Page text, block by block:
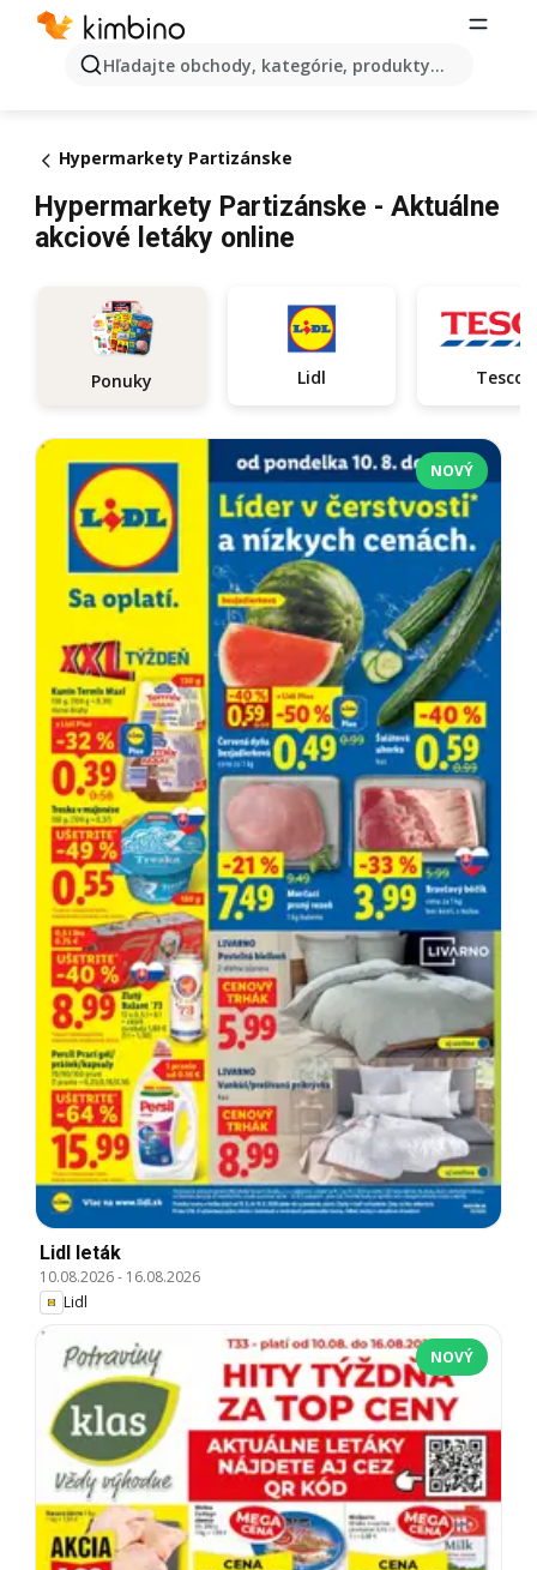
Hľadajte obchody, kategórie, produkty...
Hypermarkety Partizánske
Hypermarkety Partizánske - Aktuálne
akciové letáky online
Ponuky Lidl Tesco
NOVÝ
Lidl leták
10.08.2026- 16.08.2026
Lidl
NOVÝ